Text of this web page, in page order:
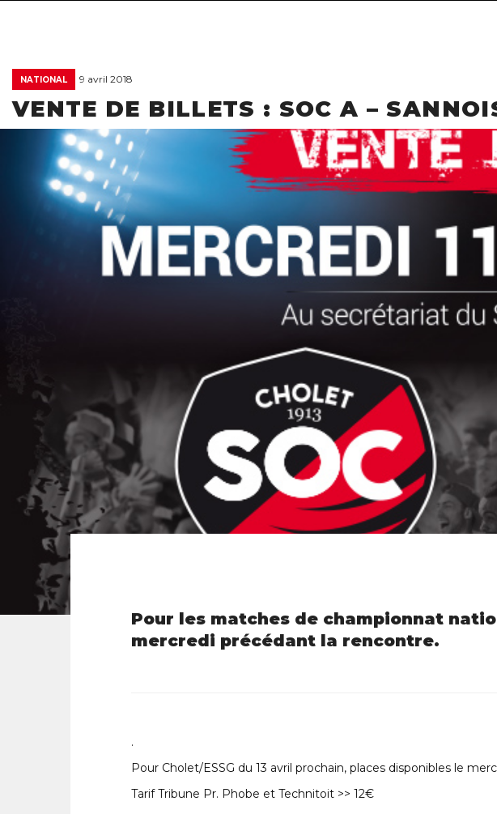
NATIONAL 9 avril 2018
VENTE DE BILLETS : SOC A –
Pour les matches de championnat
mercredi précédant la rencontre.
.
Pour Cholet/ESSG du 13 avril prochain, places disponibles le
Tarif Tribune Pr. Phobe et Technitoit >> 12€